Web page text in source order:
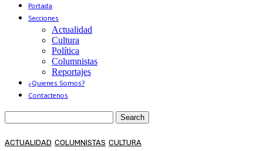
Portada
Secciones
Actualidad
Cultura
Política
Columnistas
Reportajes
¿Quienes Somos?
Contactenos
ACTUALIDAD COLUMNISTAS CULTURA